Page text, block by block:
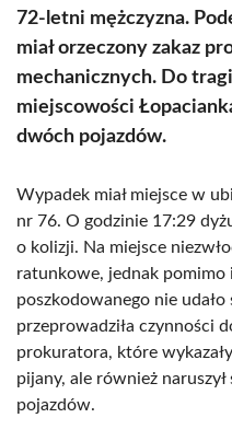
72-letni mężczyzna.
miał orzeczony zakaz
mechanicznych. Do
miejscowości
dwóch pojazdów.
Wypadek miał miejsce w
nr 76. O godzinie 17:29
o kolizji. Na miejsce
ratunkowe, jednak pomimo
poszkodowanego nie
przeprowadziła czynności
prokuratora, które
pijany, ale również
pojazdów.